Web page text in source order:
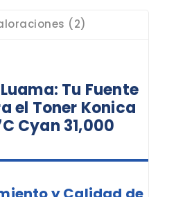
(2)
Tu Fuente
el Toner Konica
Cyan 31,000